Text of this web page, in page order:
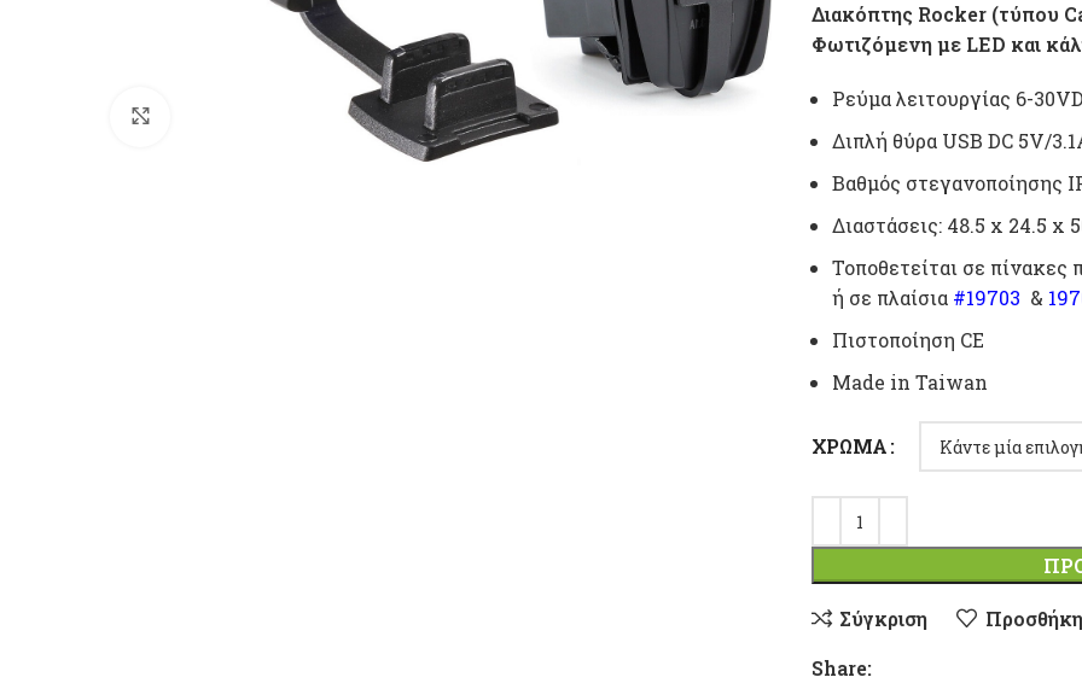
Πατήστε για μεγέθυνση
Διακόπτης Rocker (τύπου
Φωτιζόμενη με LED και
Ρεύμα λειτουργίας 6-
Διπλή θύρα USB DC 5V/
Βαθμός στεγανοποίησης
Διαστάσεις: 48.5 x 24.5 x
Τοποθετείται σε
ή σε πλαίσια #19703 &
Πιστοποίηση CE
Made in Taiwan
ΧΡΏΜΑ
Σύγκριση
Share: